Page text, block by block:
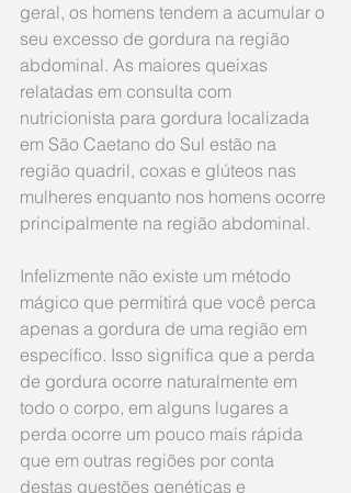
geral, os homens tendem a acumular o
seu excesso de gordura na região
abdominal. As maiores queixas
relatadas em consulta com
nutricionista para gordura localizada
em São Caetano do Sul estão na
região quadril, coxas e glúteos nas
mulheres enquanto nos homens ocorre
principalmente na região abdominal.
Infelizmente não existe um método
mágico que permitirá que você perca
apenas a gordura de uma região em
específico. Isso significa que a perda
de gordura ocorre naturalmente em
todo o corpo, em alguns lugares a
perda ocorre um pouco mais rápida
que em outras regiões por conta
destas questões genéticas e